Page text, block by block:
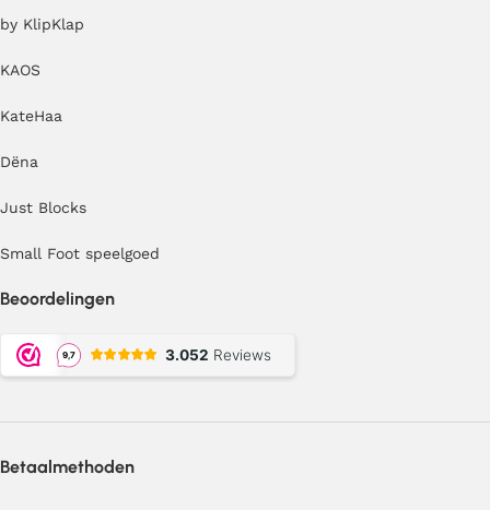
by KlipKlap
KAOS
KateHaa
Dëna
Just Blocks
Small Foot speelgoed
Beoordelingen
Betaalmethoden